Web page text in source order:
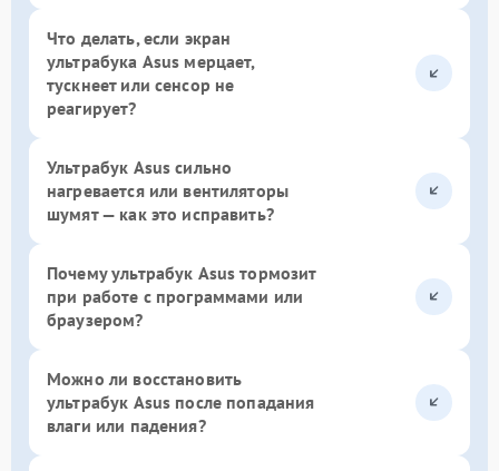
Что делать, если экран
ультрабука Asus мерцает,
тускнеет или сенсор не
реагирует?
Ультрабук Asus сильно
нагревается или вентиляторы
шумят — как это исправить?
Почему ультрабук Asus тормозит
при работе с программами или
браузером?
Можно ли восстановить
ультрабук Asus после попадания
влаги или падения?